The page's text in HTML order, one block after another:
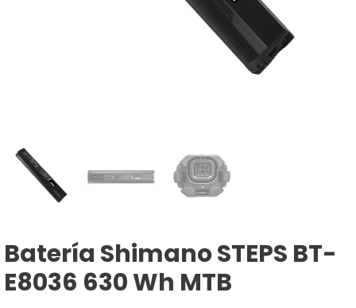
Batería Shimano STEPS BT-
E8036 630 Wh MTB